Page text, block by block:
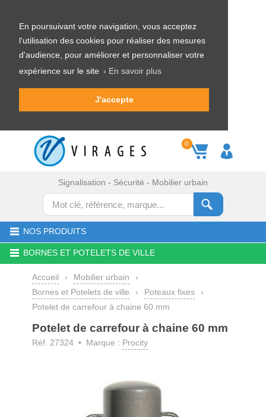
En poursuivant votre navigation, vous acceptez
l'utilisation des cookies pour réaliser des mesures
d'audience, pour améliorer et personnaliser votre
expérience sur le site › En savoir plus
J'accepte
0
Signalisation - Sécurité - Mobilier urbain
NOS PRODUITS
BORNES ET POTELETS DE VILLE
Accueil › Mobilier urbain
›
Bornes et Potelets de ville
› Poteaux fixes
›
Potelet de carrefour à chaine 60 mm
Potelet de carrefour à chaine 60 mm
Réf. 27324 • Marque : Procity